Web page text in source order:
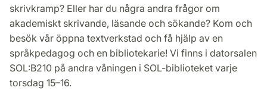
skrivkramp? Eller har du några andra frågor om
akademiskt skrivande, läsande och sökande? Kom och
besök vår öppna textverkstad och få hjälp av en
språkpedagog och en bibliotekarie! Vi finns i datorsalen
SOL:B210 på andra våningen i SOL-biblioteket varje
torsdag 15–16.